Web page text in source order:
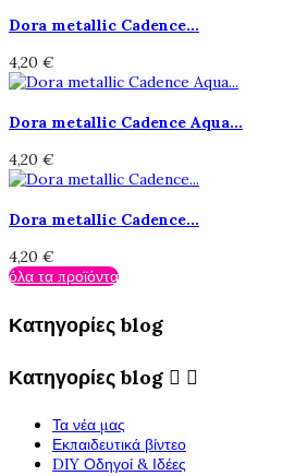
Dora metallic Cadence...
4,20 €
Dora metallic Cadence Aqua...
4,20 €
Dora metallic Cadence...
4,20 €
όλα τα προϊόντα
Κατηγορίες blog
Κατηγορίες blog  
Τα νέα μας
Εκπαιδευτικά βίντεο
DIY Οδηγοί & Ιδέες